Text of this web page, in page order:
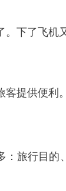
。下了飞机
提供便利。
：旅行目的